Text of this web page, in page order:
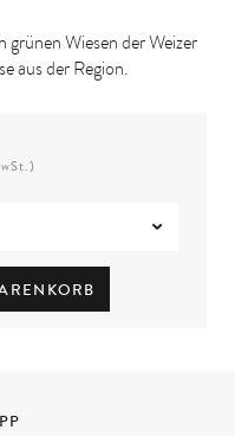
Wiesen der Weizer
aus der Region.
8